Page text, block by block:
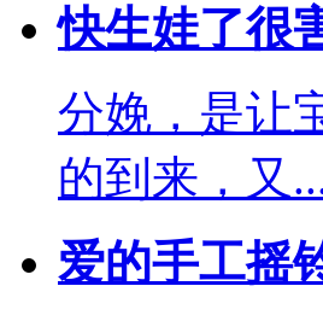
快生娃了很
分娩，是让
的到来，又
爱的手工摇